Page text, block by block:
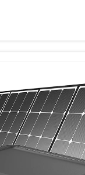
기차에 이르기까
로젝트를 성공적